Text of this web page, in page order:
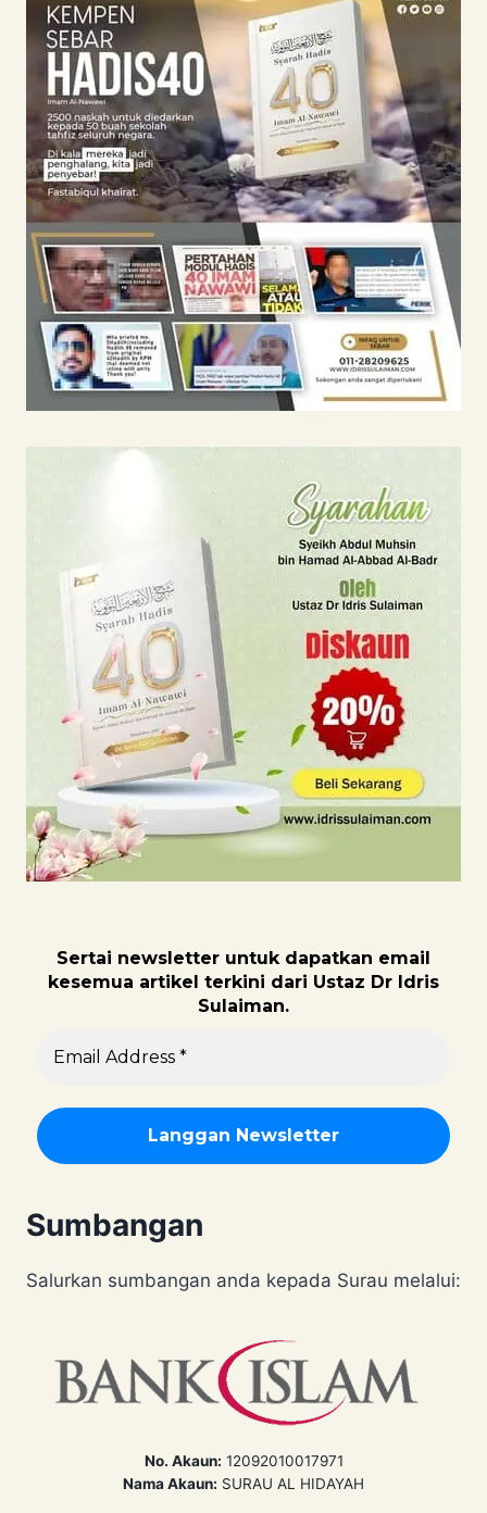
Sertai newsletter untuk dapatkan email
kesemua artikel terkini dari Ustaz Dr Idris
Sulaiman.
Sumbangan
Salurkan sumbangan anda kepada Surau melalui:
No. Akaun: 12092010017971
Nama Akaun: SURAU AL HIDAYAH